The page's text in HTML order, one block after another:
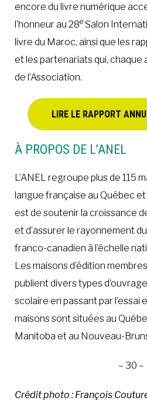
encore du livre numérique
l’honneur au 28e Salon
livre du Maroc, ainsi que les
et les partenariats qui, chaque
de l’Association.
LIRE LE RAPPORT
À PROPOS DE L’ANEL
L’ANEL regroupe plus de 115
langue française au Québec et
est de soutenir la croissance
et d’assurer le rayonnement
franco-canadien à l’échelle
Les maisons d’édition
publient divers types
scolaire en passant par l’essai
maisons sont situées au
Manitoba et au Nouveau-
– 30 –
Crédit photo : François